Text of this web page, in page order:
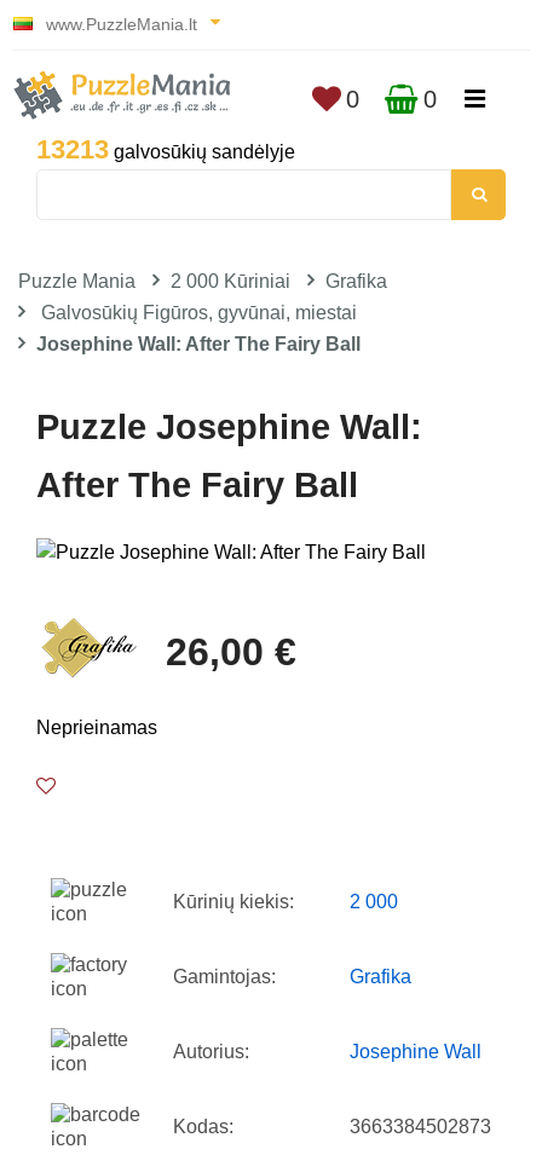
www.PuzzleMania.lt
13213 galvosūkių sandėlyje
0 0
Puzzle Mania 2 000 Kūriniai
Grafika
Galvosūkių Figūros, gyvūnai, miestai
Josephine Wall: After The Fairy Ball
Puzzle Josephine Wall:
After The Fairy Ball
26,00 €
Neprieinamas
Kūrinių kiekis: 2 000
Gamintojas: Grafika
Autorius: Josephine Wall
Kodas: 3663384502873